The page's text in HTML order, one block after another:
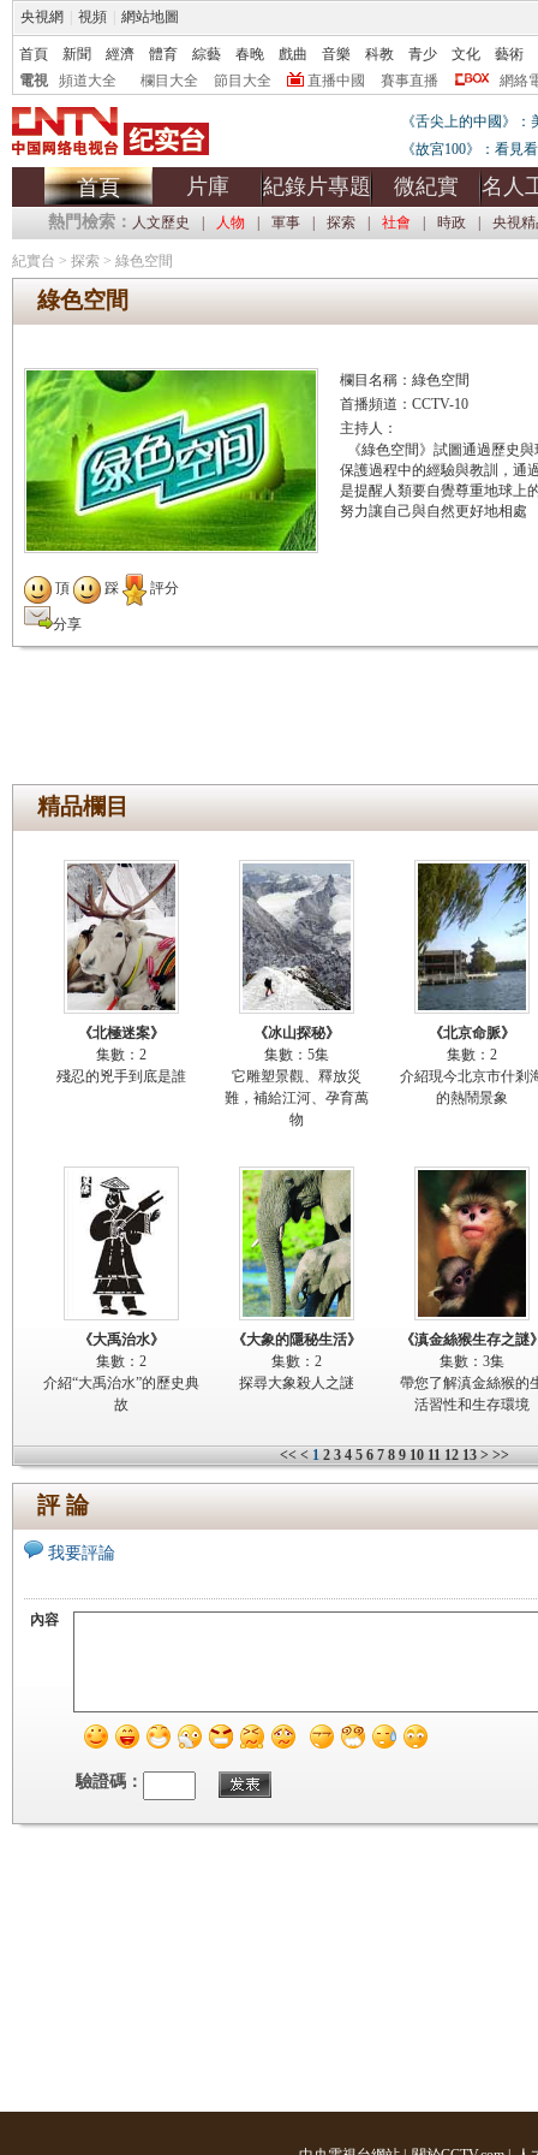
央視網 視頻 網站地圖
首頁 新聞 經濟 體育 綜藝 春晚 戲曲 音樂 科教 青少 文化
藝術
電視
頻道大全 欄目大全 節目大全 直播中國 賽事直播 網絡
《舌尖上的中國》
《故宮100》：看見
首頁 片庫 紀錄片專題 微紀實 名人
熱門檢索： 人文歷史 人物 軍事 探索 社會 時政 央視
紀實台 > 探索 > 綠色空間
綠色空間
頂 踩 評分
分享
欄目名稱：綠色空間
首播頻道：CCTV-10
主持人：
《綠色空間》試圖通過歷史
保護過程中的經驗與教訓，通
是提醒人類要自覺尊重地球上
努力讓自己與自然更好地相處
精品欄目
《北極迷案》
集數：2
殘忍的兇手到底是誰
《冰山探秘》
集數：5集
它雕塑景觀、釋放災
難，補給江河、孕育萬
物
《北京命脈》
集數：2
介紹現今北京市什剎
的熱鬧景象
《大禹治水》
集數：2
介紹“大禹治水”的歷史典
故
《大象的隱秘生活》
集數：2
探尋大象殺人之謎
《滇金絲猴生存之謎
集數：3集
帶您了解滇金絲猴的
活習性和生存環境
<< < 1 2 3 4 5 6 7 8 9 10 11 12 13 > >>
評 論
我要評論
內容
驗證碼：